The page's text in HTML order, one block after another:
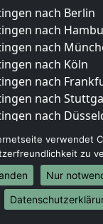
nach Berlin
nach
nach
nach Köln
nach
nach
nach
nach Leipzig
nach
nach Essen
nach
nach
verwendet
zu
Nur